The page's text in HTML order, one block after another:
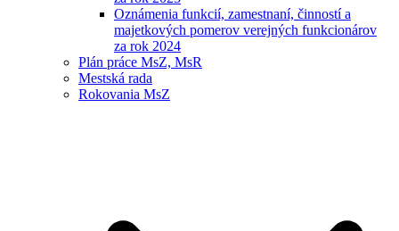
Oznámenia funkcií, zamestnaní, činností a
majetkových pomerov verejných funkcionárov
za rok 2024
Plán práce MsZ, MsR
Mestská rada
Rokovania MsZ